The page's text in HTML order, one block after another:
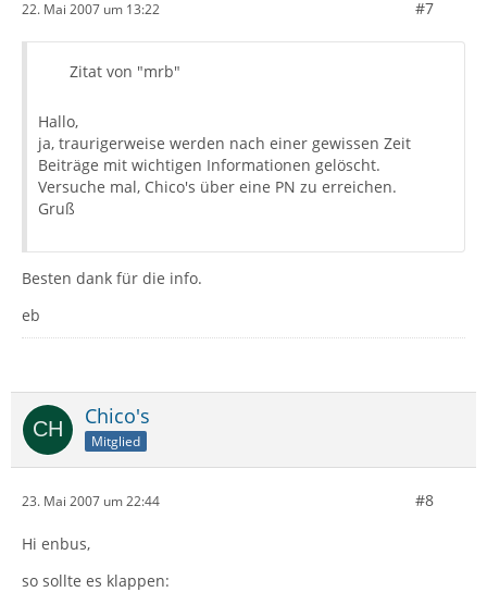
22. Mai 2007 um 13:22 #7
Zitat von "mrb"
Hallo,
ja, traurigerweise werden nach einer gewissen Zeit
Beiträge mit wichtigen Informationen gelöscht.
Versuche mal, Chico's über eine PN zu erreichen.
Gruß
Besten dank für die info.
eb
Chico's
Mitglied
23. Mai 2007 um 22:44 #8
Hi enbus,
so sollte es klappen: